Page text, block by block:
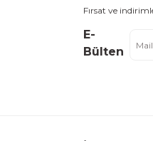
262,49 TL
Fırsat ve
E-
Bülten